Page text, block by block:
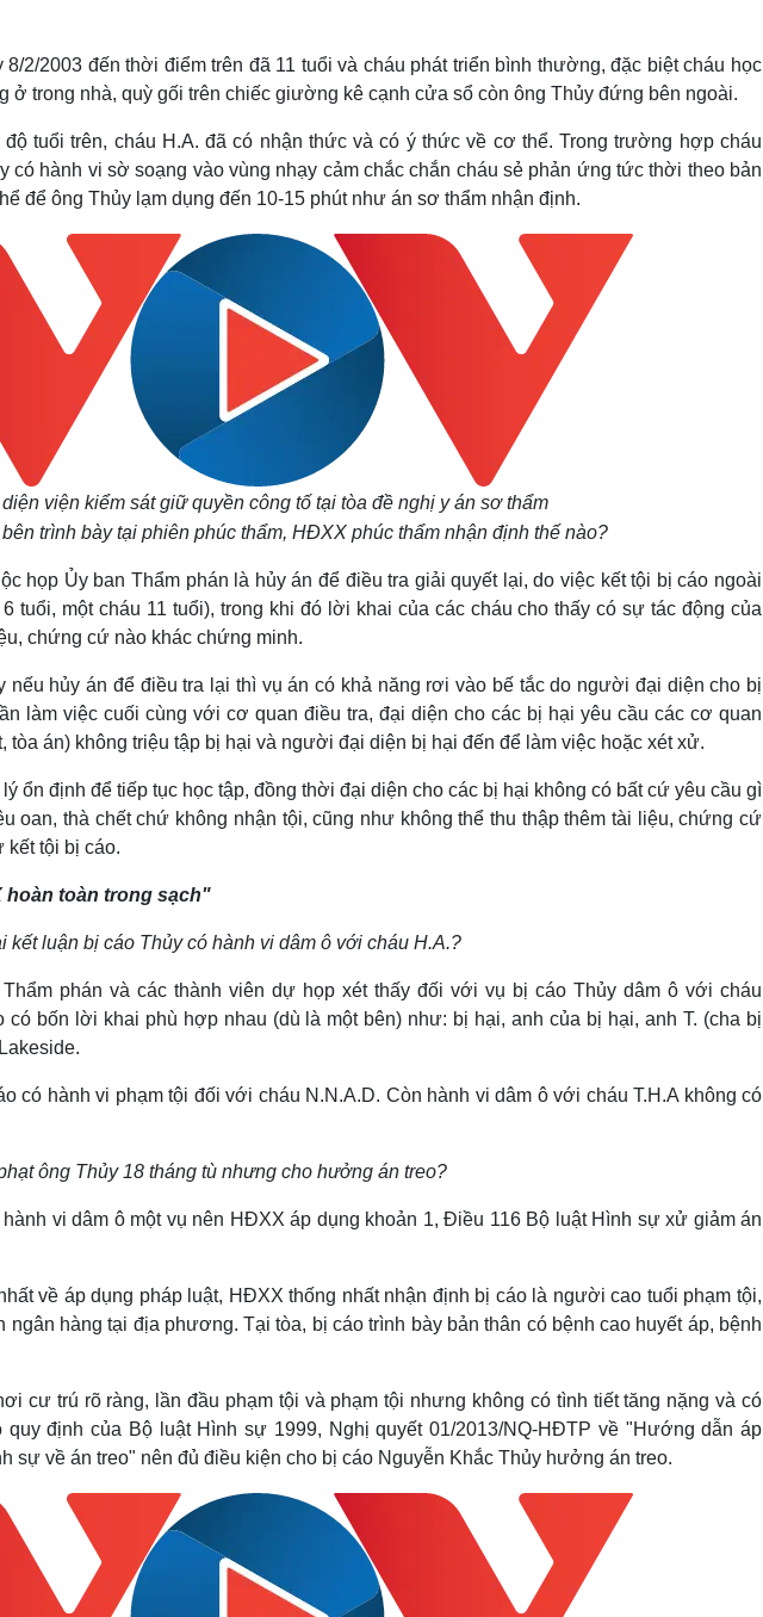
2/2003 đến thời điểm trên đã 11 tuổi và cháu phát triển bình thường, đặc biệt cháu học
ở trong nhà, quỳ gối trên chiếc giường kê cạnh cửa sổ còn ông Thủy đứng bên ngoài.
tuổi trên, cháu H.A. đã có nhận thức và có ý thức về cơ thể. Trong trường hợp cháu
có hành vi sờ soạng vào vùng nhạy cảm chắc chắn cháu sẻ phản ứng tức thời theo bản
để ông Thủy lạm dụng đến 10-15 phút như án sơ thẩm nhận định.
viện kiểm sát giữ quyền công tố tại tòa đề nghị y án sơ thẩm
trình bày tại phiên phúc thẩm, HĐXX phúc thẩm nhận định thế nào?
họp Ủy ban Thẩm phán là hủy án để điều tra giải quyết lại, do việc kết tội bị cáo ngoài
tuổi, một cháu 11 tuổi), trong khi đó lời khai của các cháu cho thấy có sự tác động của
chứng cứ nào khác chứng minh.
nếu hủy án để điều tra lại thì vụ án có khả năng rơi vào bế tắc do người đại diện cho bị
làm việc cuối cùng với cơ quan điều tra, đại diện cho các bị hại yêu cầu các cơ quan
tòa án) không triệu tập bị hại và người đại diện bị hại đến để làm việc hoặc xét xử.
ổn định để tiếp tục học tập, đồng thời đại diện cho các bị hại không có bất cứ yêu cầu gì
oan, thà chết chứ không nhận tội, cũng như không thể thu thập thêm tài liệu, chứng cứ
kết tội bị cáo.
hoàn toàn trong sạch"
kết luận bị cáo Thủy có hành vi dâm ô với cháu H.A.?
phán và các thành viên dự họp xét thấy đối với vụ bị cáo Thủy dâm ô với cháu
có bốn lời khai phù hợp nhau (dù là một bên) như: bị hại, anh của bị hại, anh T. (cha bị
có hành vi phạm tội đối với cháu N.N.A.D. Còn hành vi dâm ô với cháu T.H.A không có
ông Thủy 18 tháng tù nhưng cho hưởng án treo?
vi dâm ô một vụ nên HĐXX áp dụng khoản 1, Điều 116 Bộ luật Hình sự xử giảm án
về áp dụng pháp luật, HĐXX thống nhất nhận định bị cáo là người cao tuổi phạm tội,
ngân hàng tại địa phương. Tại tòa, bị cáo trình bày bản thân có bệnh cao huyết áp, bệnh
cư trú rõ ràng, lần đầu phạm tội và phạm tội nhưng không có tình tiết tăng nặng và có
quy định của Bộ luật Hình sự 1999, Nghị quyết 01/2013/NQ-HĐTP về "Hướng dẫn áp
sự về án treo" nên đủ điều kiện cho bị cáo Nguyễn Khắc Thủy hưởng án treo.